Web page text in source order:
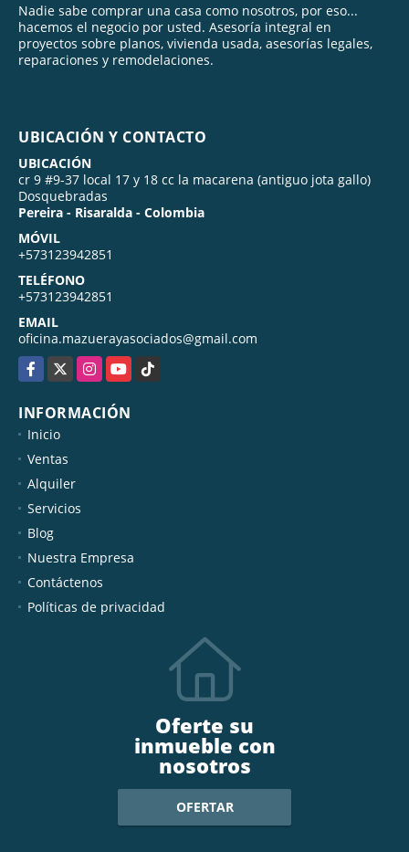
Nadie sabe comprar una casa como nosotros, por eso...
hacemos el negocio por usted. Asesoría integral en
proyectos sobre planos, vivienda usada, asesorías legales,
reparaciones y remodelaciones.
UBICACIÓN Y CONTACTO
UBICACIÓN
cr 9 #9-37 local 17 y 18 cc la macarena (antiguo jota gallo)
Dosquebradas
Pereira - Risaralda - Colombia
MÓVIL
+573123942851
TELÉFONO
+573123942851
EMAIL
oficina.mazuerayasociados@gmail.com
Facebook
X InstagramYouTubeTikTok
INFORMACIÓN
Inicio
Ventas
Alquiler
Servicios
Blog
Nuestra Empresa
Contáctenos
Políticas de privacidad
Oferte su
inmueble con
nosotros
OFERTAR